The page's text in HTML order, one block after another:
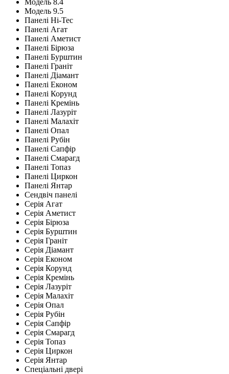
Модель 8.4
Модель 9.5
Панелі Hi-Tec
Панелі Агат
Панелі Аметист
Панелі Бірюза
Панелі Бурштин
Панелі Граніт
Панелі Діамант
Панелі Економ
Панелі Корунд
Панелі Кремінь
Панелі Лазуріт
Панелі Малахіт
Панелі Опал
Панелі Рубін
Панелі Сапфір
Панелі Смарагд
Панелі Топаз
Панелі Циркон
Панелі Янтар
Сендвіч панелі
Серія Агат
Серія Аметист
Серія Бірюза
Серія Бурштин
Серія Граніт
Серія Діамант
Серія Економ
Серія Корунд
Серія Кремінь
Серія Лазуріт
Серія Малахіт
Серія Опал
Серія Рубін
Серія Сапфір
Серія Смарагд
Серія Топаз
Серія Циркон
Серія Янтар
Спеціальні двері